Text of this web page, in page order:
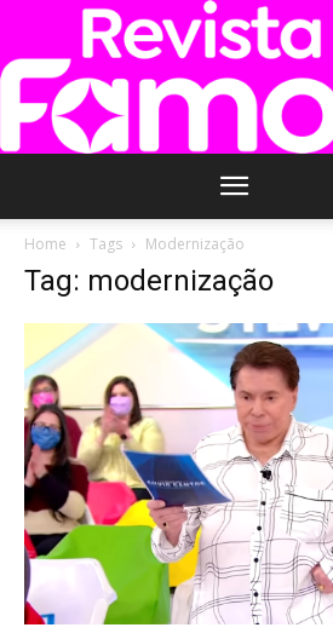
Famosos
Home Tags Modernização
Tag: modernização